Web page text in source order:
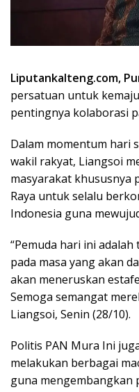
Liputankalteng.com,
persatuan untuk
pentingnya kolaborasi
Dalam momentum hari
wakil rakyat, Liangsoi
masyarakat khususnya
Raya untuk selalu
Indonesia guna
“Pemuda hari ini
pada masa yang akan
akan meneruskan
Semoga semangat
Liangsoi, Senin (28/10).
Politis PAN Mura Ini
melakukan berbagai
guna mengembangkan